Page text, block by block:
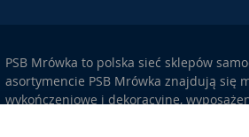
PSB Mrówka to polska sieć sklepów
asortymencie PSB Mrówka znajdują się
wykończeniowe i dekoracyjne,